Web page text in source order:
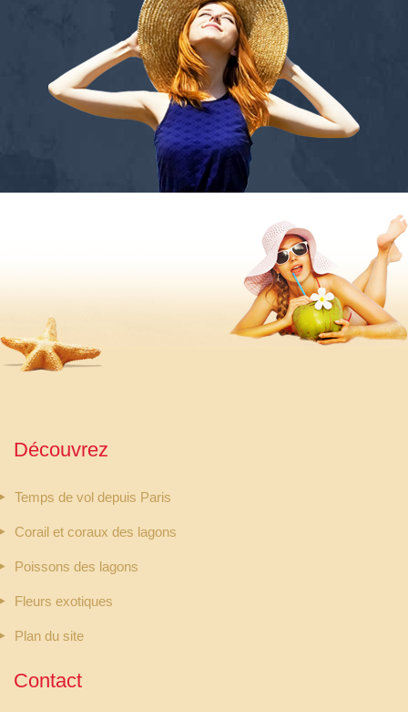
Découvrez
Temps de vol depuis Paris
Corail et coraux des lagons
Poissons des lagons
Fleurs exotiques
Plan du site
Contact